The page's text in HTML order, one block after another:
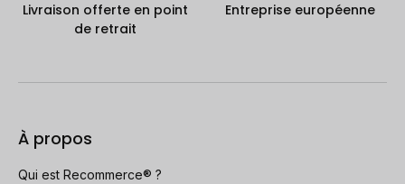
Livraison offerte en point
de retrait
Entreprise européenne
À propos
Qui est Recommerce® ?